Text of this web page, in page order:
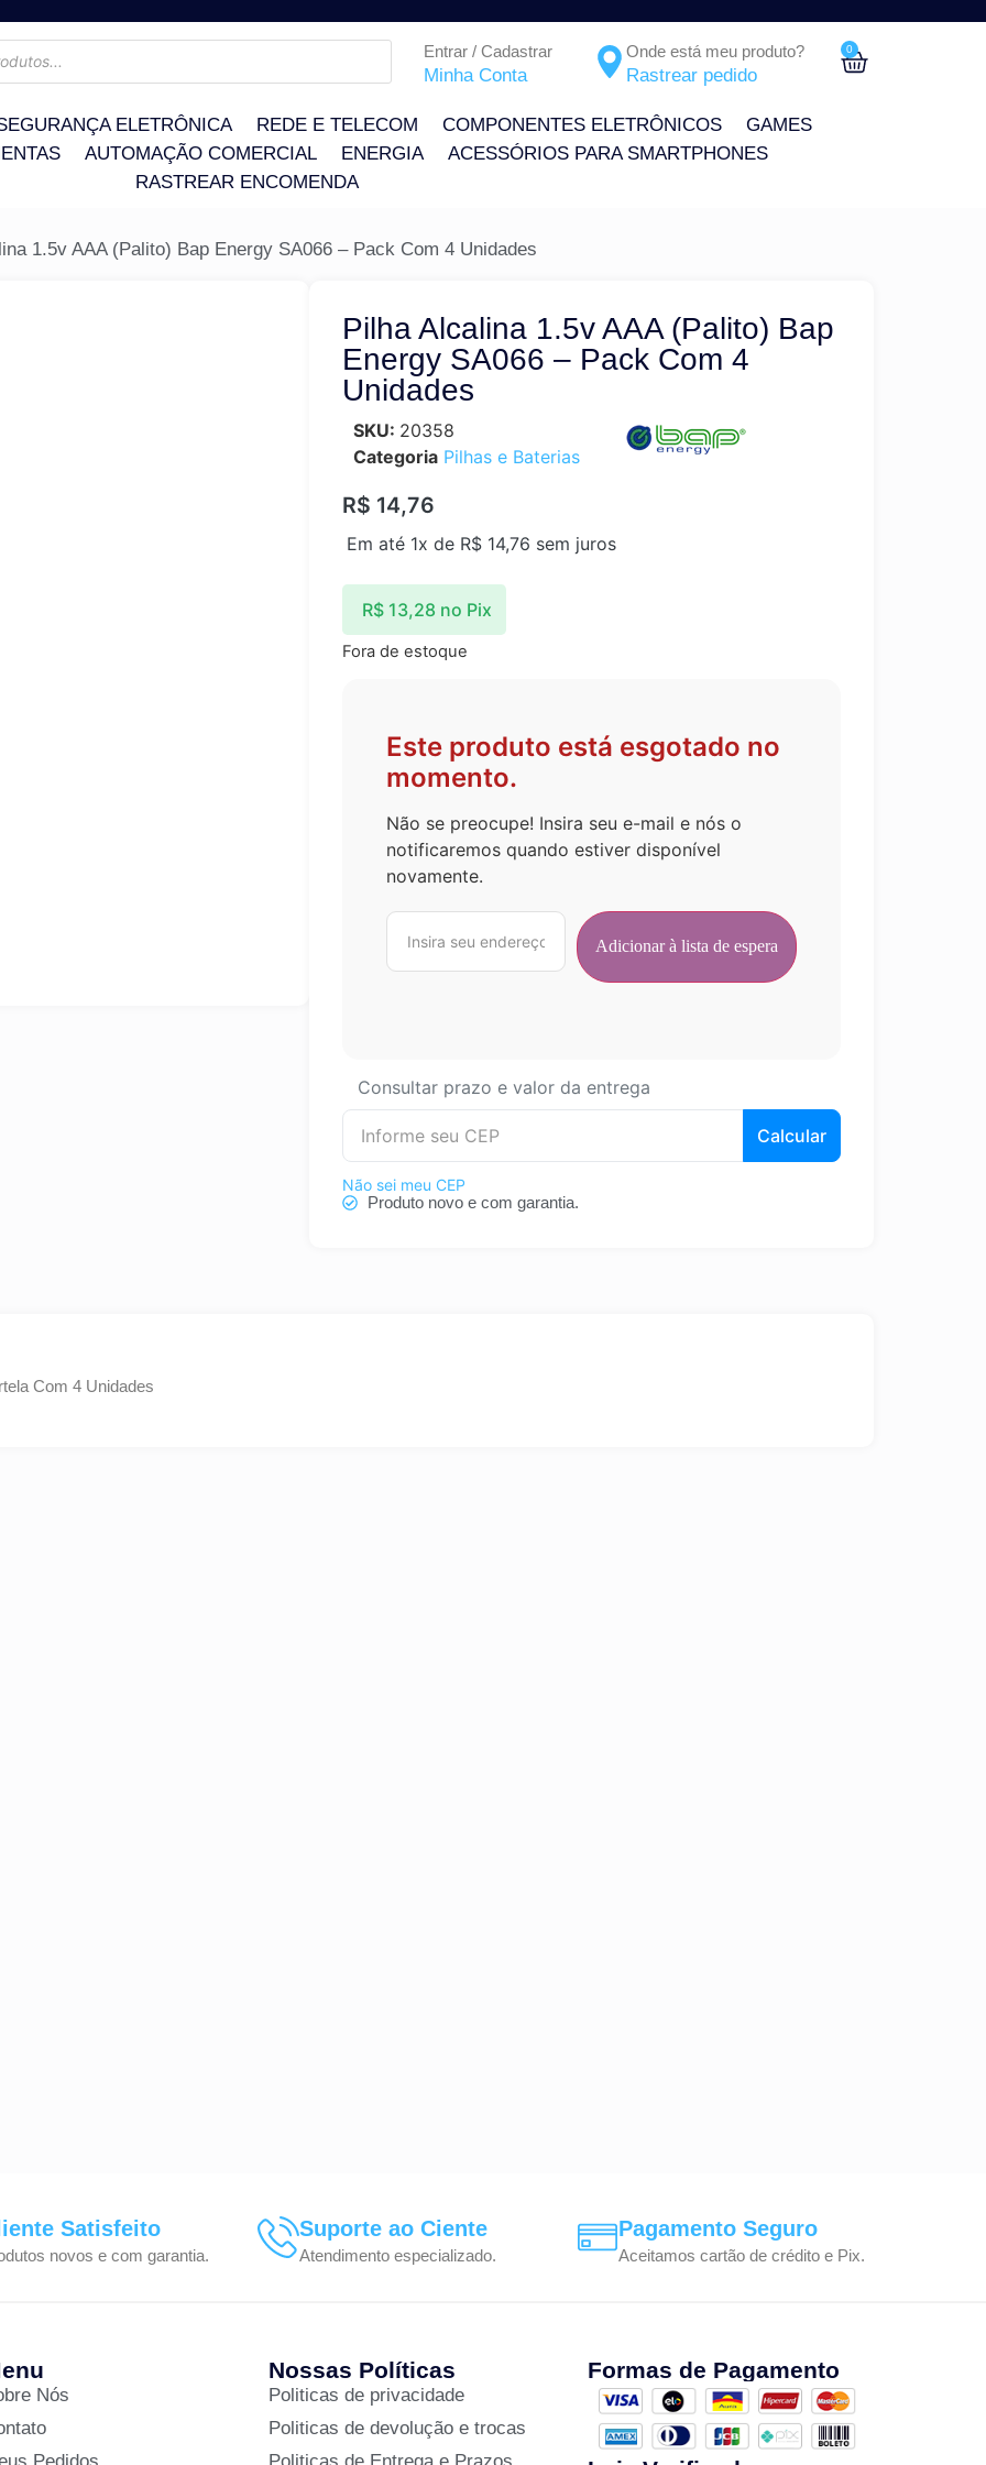
Entrar / Cadastrar
Minha Conta
Onde está meu produto?
Rastrear pedido
0
ELETRÔNICA REDE E TELECOM COMPONENTES ELETRÔNICOS
GAMES
AUTOMAÇÃO COMERCIAL ENERGIA
ACESSÓRIOS PARA SMARTPHONES
RASTREAR ENCOMENDA
1.5v AAA (Palito) Bap Energy SA066 – Pack Com 4 Unidades
Pilha Alcalina 1.5v AAA (Palito) Bap
Energy SA066 – Pack Com 4
Unidades
SKU: 20358
Categoria Pilhas e Baterias
R$ 14,76
Em até 1x de R$ 14,76 sem juros
R$13,28 no Pix
Fora de estoque
Este produto está esgotado no
momento.
Não se preocupe! Insira seu e-mail e nós o
notificaremos quando estiver disponível
novamente.
Consultar prazo e valor da entrega
Calcular
Não sei meu CEP
Produto novo e com garantia.
Com 4 Unidades
Satisfeito
novos e com garantia.
Suporte ao Ciente
Atendimento especializado.
Pagamento Seguro
Aceitamos cartão de crédito e Pix.
Nós
Nossas Políticas
Politicas de privacidade
Politicas de devolução e trocas
Formas de Pagamento